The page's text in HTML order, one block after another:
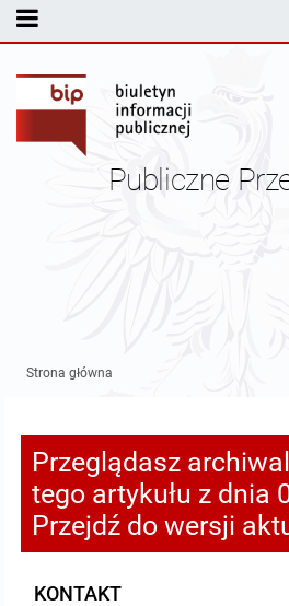
Publiczne
Kontakt
Dane osobowe
Strona główna
Przeglądasz
tego artykułu z dnia
Przejdź do wersji
KONTAKT